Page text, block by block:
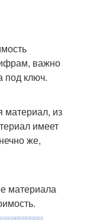
важно
под ключ.
материал, из
имеет
же,
материала